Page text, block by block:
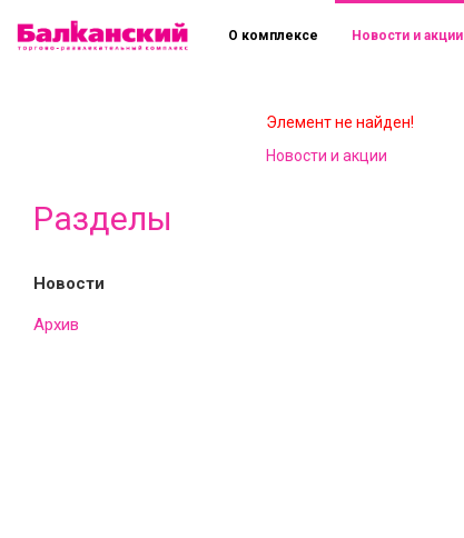
Разделы
Новости
Архив
О комплексе Новости и акции
Элемент не найден!
Новости и акции